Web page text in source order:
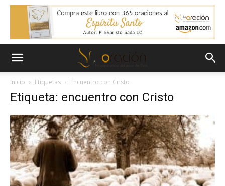
Inicio Etiquetas Encuentro con Cristo
Etiqueta: encuentro con Cristo